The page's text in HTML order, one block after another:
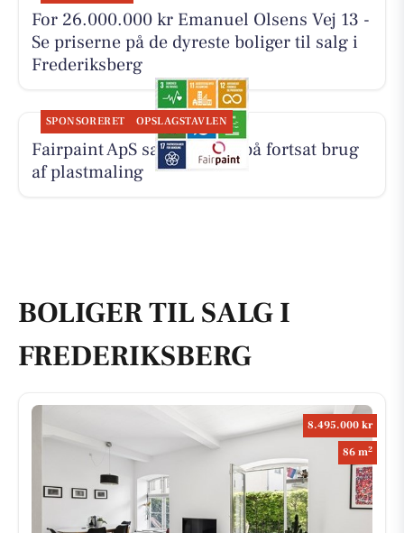
For 26.000.000 kr Emanuel Olsens Vej 13 -
Se priserne på de dyreste boliger til salg i
Frederiksberg
SPONSORERET OPSLAGSTAVLEN
Fairpaint ApS sætter fokus på fortsat brug
af plastmaling
BOLIGER TIL SALG I
FREDERIKSBERG
8.495.000 kr
86 m2